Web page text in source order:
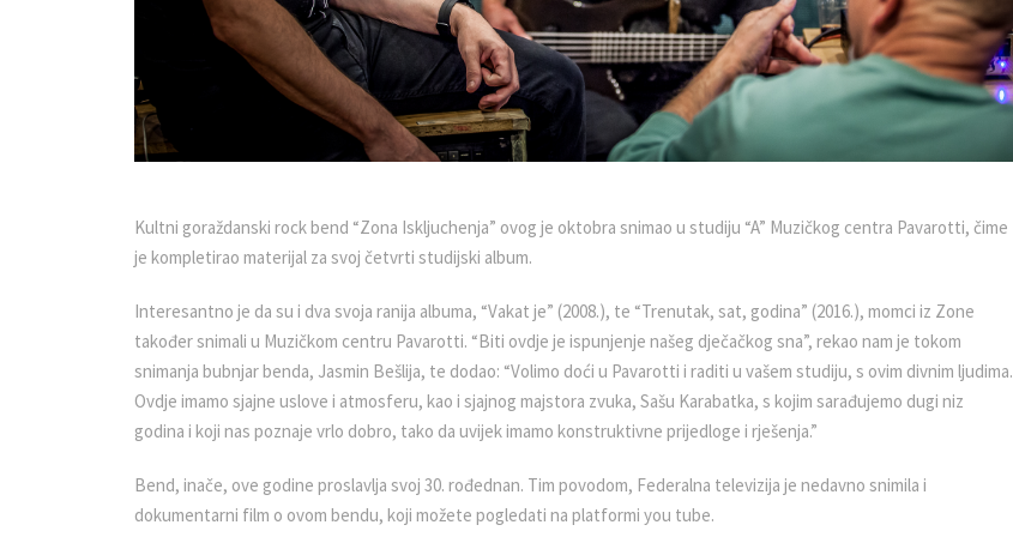
Kultni goraždanski rock bend “Zona Iskljuchenja” ovog je oktobra snimao u studiju “A” Muzičkog centra Pavarotti, čime
je kompletirao materijal za svoj četvrti studijski album.
Interesantno je da su i dva svoja ranija albuma, “Vakat je” (2008.), te “Trenutak, sat, godina” (2016.), momci iz Zone
također snimali u Muzičkom centru Pavarotti. “Biti ovdje je ispunjenje našeg dječačkog sna”, rekao nam je tokom
snimanja bubnjar benda, Jasmin Bešlija, te dodao: “Volimo doći u Pavarotti i raditi u vašem studiju, s ovim divnim ljudima.
Ovdje imamo sjajne uslove i atmosferu, kao i sjajnog majstora zvuka, Sašu Karabatka, s kojim sarađujemo dugi niz
godina i koji nas poznaje vrlo dobro, tako da uvijek imamo konstruktivne prijedloge i rješenja.”
Bend, inače, ove godine proslavlja svoj 30. rođednan. Tim povodom, Federalna televizija je nedavno snimila i
dokumentarni film o ovom bendu, koji možete pogledati na platformi you tube.